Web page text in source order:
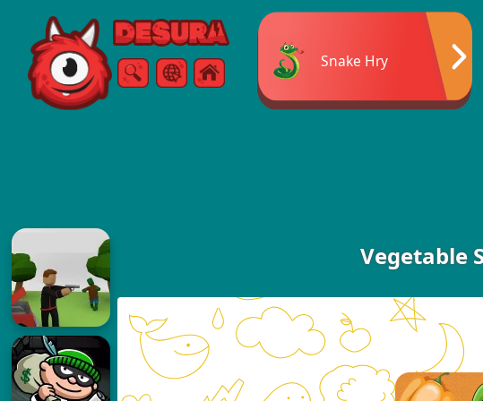
Free Online Games
Vyhľadávanie
Ponuka
Snake Hry
Vegetable